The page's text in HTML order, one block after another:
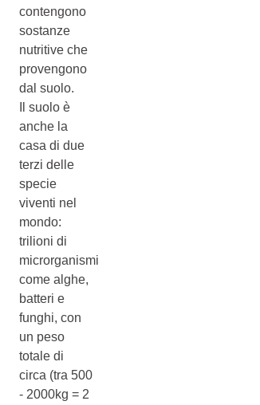
contengono
sostanze
nutritive che
provengono
dal suolo.
Il suolo è
anche la
casa di due
terzi delle
specie
viventi nel
mondo:
trilioni di
microrganismi
come alghe,
batteri e
funghi, con
un peso
totale di
circa (tra 500
- 2000kg = 2